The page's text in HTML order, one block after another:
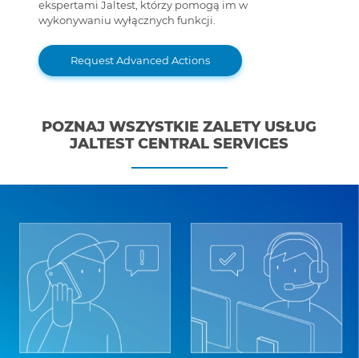
ekspertami Jaltest, którzy pomogą im w
wykonywaniu wyłącznych funkcji.
Request Advanced Actions
POZNAJ WSZYSTKIE ZALETY USŁUG
JALTEST CENTRAL SERVICES